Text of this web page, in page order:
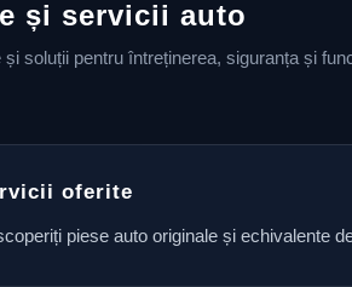
și servicii auto
și soluții pentru întreținerea, siguranța și
oferite
piese auto originale și echivalente